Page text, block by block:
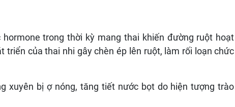
trong thời kỳ mang thai khiến đường ruột hoạt
triển của thai nhi gây chèn ép lên ruột, làm rối loạn chức
xuyên bị ợ nóng, tăng tiết nước bọt do hiện tượng trào